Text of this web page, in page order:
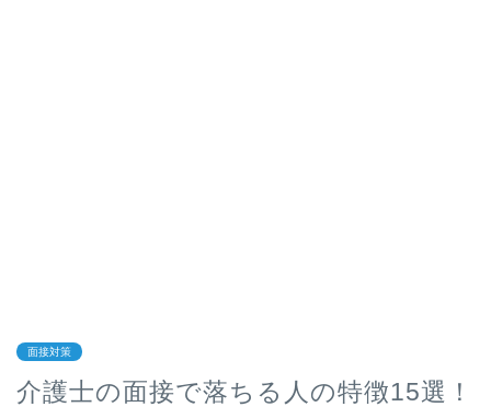
面接対策
介護士の面接で落ちる人の特徴15選！